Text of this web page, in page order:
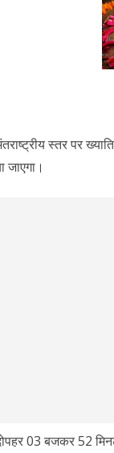
स्तर पर
जाएगा।
03 बजकर 52